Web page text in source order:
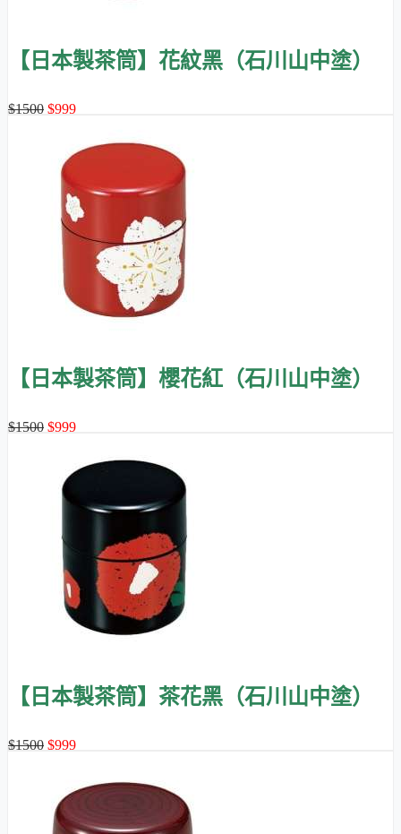
【日本製茶筒】花紋黑（石川山中塗）
$1500 $999
【日本製茶筒】櫻花紅（石川山中塗）
$1500 $999
【日本製茶筒】茶花黑（石川山中塗）
$1500 $999